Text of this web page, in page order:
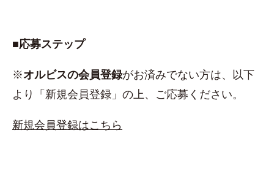
■応募ステップ
※オルビスの会員登録がお済みでない方は、以下
より「新規会員登録」の上、ご応募ください。
新規会員登録はこちら